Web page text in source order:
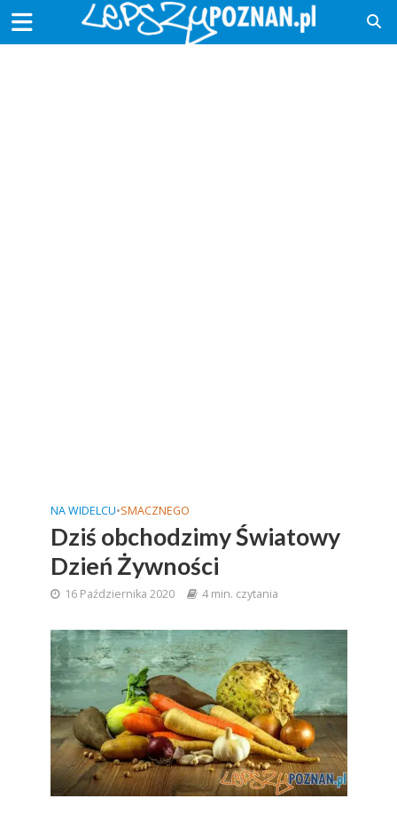
NA WIDELCU•SMACZNEGO
Dziś obchodzimy Światowy
Dzień Żywności
16 Października 2020 4 min. czytania